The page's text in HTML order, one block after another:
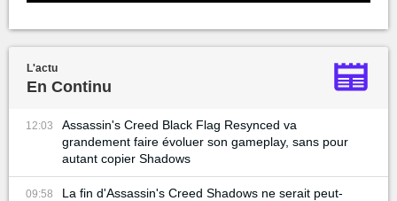
L'actu
En Continu
12:03
Assassin's Creed Black Flag Resynced va
grandement faire évoluer son gameplay, sans pour
autant copier Shadows
09:58
La fin d'Assassin's Creed Shadows ne serait peut-